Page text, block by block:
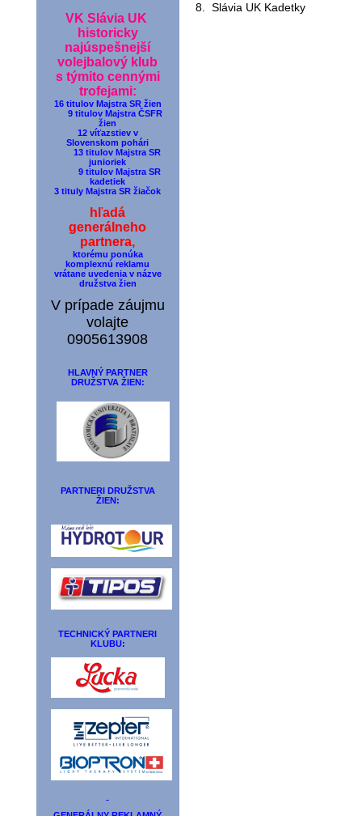
VK Slávia UK
historicky
najúspešnejší
volejbalový klub
s týmito cennými
trofejami:
16 titulov Majstra SR žien
9 titulov Majstra ČSFR
žien
12 víťazstiev v
Slovenskom pohári
13 titulov Majstra SR
junioriek
9 titulov Majstra SR
kadetiek
3 tituly Majstra SR žiačok
hľadá
generálneho
partnera,
ktorému ponúka
komplexnú reklamu
vrátane uvedenia v názve
družstva žien
V prípade záujmu
volajte
0905613908
HLAVNÝ PARTNER
DRUŽSTVA ŽIEN:
PARTNERI DRUŽSTVA
ŽIEN:
TECHNICKÝ PARTNERI
KLUBU:
8. Slávia UK Kadetky